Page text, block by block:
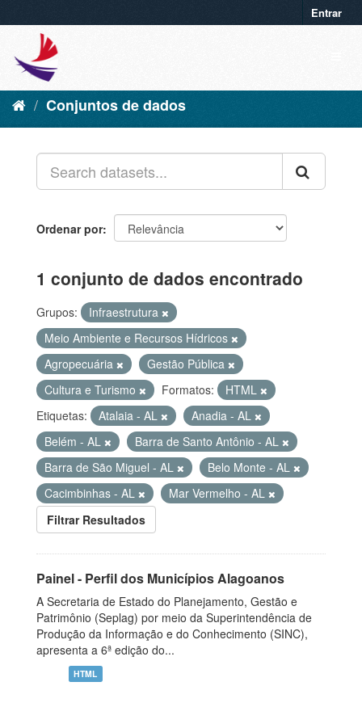
Entrar
Conjuntos de dados
Ordenar por
1 conjunto de dados encontrado
Grupos:
Infraestrutura
Meio Ambiente e Recursos Hídricos
Agropecuária
Gestão Pública
Cultura e Turismo
Formatos:
HTML
Etiquetas:
Atalaia - AL
Anadia - AL
Belém - AL
Barra de Santo Antônio - AL
Barra de São Miguel - AL
Belo Monte - AL
Cacimbinhas - AL
Mar Vermelho - AL
Filtrar Resultados
Painel - Perfil dos Municípios Alagoanos
A Secretaria de Estado do Planejamento, Gestão e
Patrimônio (Seplag) por meio da Superintendência de
Produção da Informação e do Conhecimento (SINC),
apresenta a 6ª edição do...
HTML